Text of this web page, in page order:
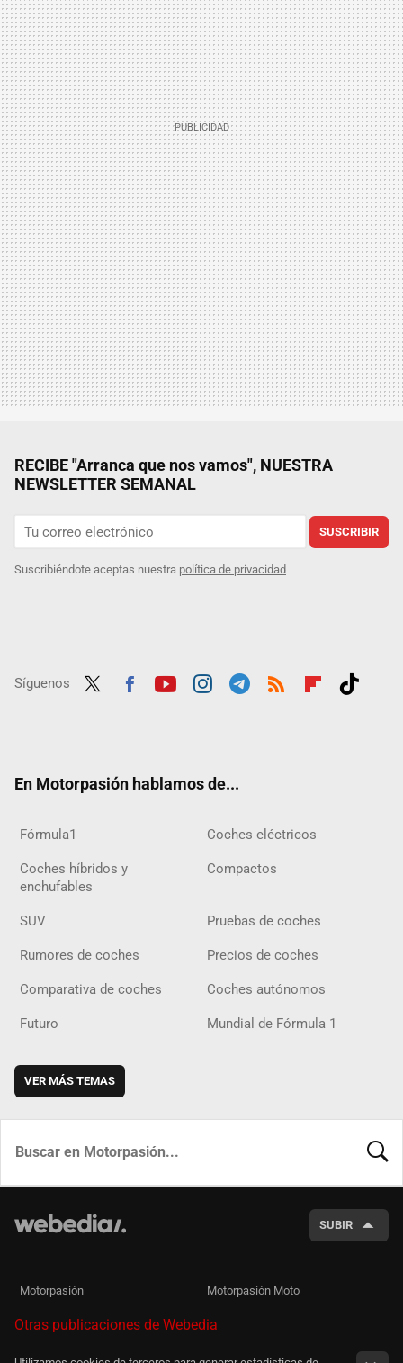
RECIBE "Arranca que nos vamos", NUESTRA
NEWSLETTER SEMANAL
SUSCRIBIR
Suscribiéndote aceptas nuestra política de privacidad
Síguenos
En Motorpasión hablamos de...
Fórmula1 Coches eléctricos
Coches híbridos y
enchufables
Compactos
SUV Pruebas de coches
Rumores de coches Precios de coches
Comparativa de coches Coches autónomos
Futuro Mundial de Fórmula 1
VER MÁS TEMAS
SUBIR
Motorpasión Motorpasión Moto
Otras publicaciones de Webedia